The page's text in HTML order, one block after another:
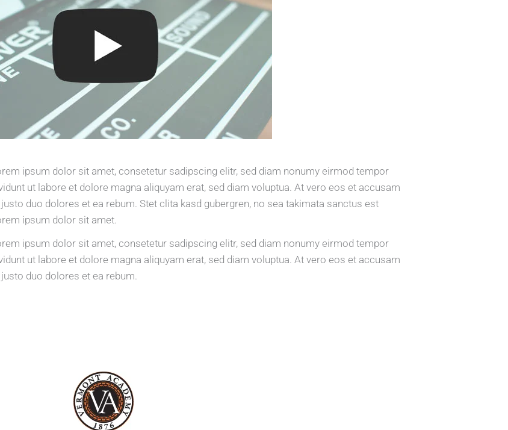
ipsum dolor sit amet, consetetur sadipscing elitr, sed diam nonumy eirmod tempor
ut labore et dolore magna aliquyam erat, sed diam voluptua. At vero eos et accusam
duo dolores et ea rebum. Stet clita kasd gubergren, no sea takimata sanctus est
ipsum dolor sit amet.
ipsum dolor sit amet, consetetur sadipscing elitr, sed diam nonumy eirmod tempor
ut labore et dolore magna aliquyam erat, sed diam voluptua. At vero eos et accusam
duo dolores et ea rebum.